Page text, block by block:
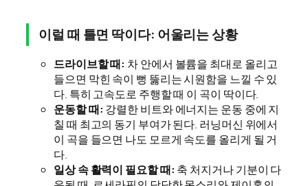
이럴 때 틀면 딱이다: 어울리는 상황
드라이브할 때: 차 안에서 볼륨을 최대로 올리고
들으면 막힌 속이 뻥 뚫리는 시원함을 느낄 수 있
다. 특히 고속도로 주행할 때 이 곡이 딱이다.
운동할 때: 강렬한 비트와 에너지는 운동 중에 지
칠 때 최고의 동기 부여가 된다. 러닝머신 위에서
이 곡을 들으면 나도 모르게 속도를 올리게 될 거
다.
일상 속 활력이 필요할 때: 축 처지거나 기분이 다